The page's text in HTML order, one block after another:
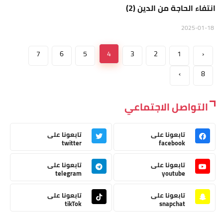
انتفاء الحاجة من الدين (2)
‹
1
2
3
4
5
6
7
8
›
التواصل الاجتماعي
تابعونا على
facebook
تابعونا على
twitter
تابعونا على
youtube
تابعونا على
telegram
تابعونا على
snapchat
تابعونا على
tikTok